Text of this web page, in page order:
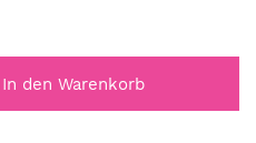
In den Warenkorb